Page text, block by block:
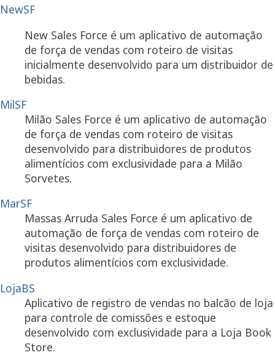
NewSF
New Sales Force é um aplicativo de automação
de força de vendas com roteiro de visitas
inicialmente desenvolvido para um distribuidor de
bebidas.
MilSF
Milão Sales Force é um aplicativo de automação
de força de vendas com roteiro de visitas
desenvolvido para distribuidores de produtos
alimentícios com exclusividade para a Milão
Sorvetes.
MarSF
Massas Arruda Sales Force é um aplicativo de
automação de força de vendas com roteiro de
visitas desenvolvido para distribuidores de
produtos alimentícios com exclusividade.
LojaBS
Aplicativo de registro de vendas no balcão de loja
para controle de comissões e estoque
desenvolvido com exclusividade para a Loja Book
Store.